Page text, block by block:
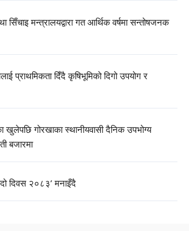
सिँचाइ मन्त्रालयद्वारा गत आर्थिक वर्षमा सन्तोषजनक
प्राथमिकता दिँदै कृषिभूमिको दिगो उपयोग र
खुलेपछि गोरखाका स्थानीयवासी दैनिक उपभोग्य
बजारमा
दिवस २०८३’ मनाइँदै